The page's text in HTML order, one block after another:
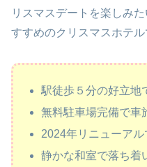
リスマスデートを楽しみ
すすめのクリスマスホテル
駅徒歩５分の好立地
無料駐車場完備で車
2024年リニューア
静かな和室で落ち着